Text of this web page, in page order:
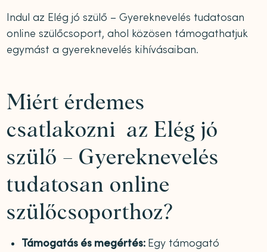
Indul az Elég jó szülő – Gyereknevelés tudatosan
online szülőcsoport, ahol közösen támogathatjuk
egymást a gyereknevelés kihívásaiban.
Miért érdemes
csatlakozni az Elég jó
szülő – Gyereknevelés
tudatosan online
szülőcsoporthoz?
Támogatás és megértés: Egy támogató